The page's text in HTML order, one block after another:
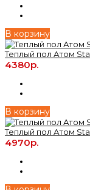
В корзину
Теплый пол Атом
4380р.
В корзину
Теплый пол Атом
4970р.